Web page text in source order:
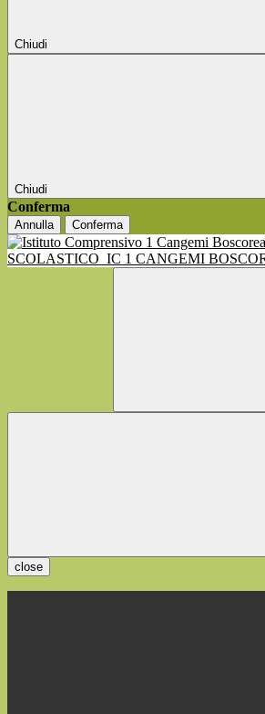
Chiudi
Chiudi
Conferma
Annulla Conferma
SCOLASTICO IC 1 CANGEMI
close